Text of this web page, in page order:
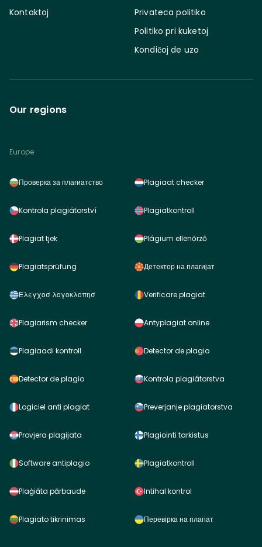
Kontaktoj
Privateca politiko
Politiko pri kuketoj
Kondiĉoj de uzo
Our regions
Europe
Проверка за плагиатство
Kontrola plagiátorství
Plagiat tjek
Plagiatsprüfung
Ελεγχοσ λογοκλοπησ
Plagiarism checker
Plagiaadi kontroll
Detector de plagio
Logiciel anti plagiat
Provjera plagijata
Software antiplagio
Plaģiāta pārbaude
Plagiato tikrinimas
Plagiaat checker
Plagiatkontroll
Plágium ellenőrző
Детектор на плагијат
Verificare plagiat
Antyplagiat online
Detector de plagio
Kontrola plagiátorstva
Preverjanje plagiatorstva
Plagiointi tarkistus
Plagiatkontroll
Intihal kontrol
Перевірка на плагіат